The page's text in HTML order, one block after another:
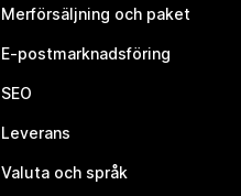
Merförsäljning och paket
E-postmarknadsföring
SEO
Leverans
Valuta och språk